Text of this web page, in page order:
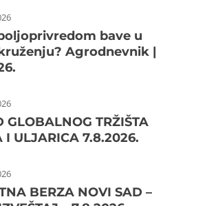
bave u
Agrodnevnik |
GLOBALNOG TRŽIŠTA
I ULJARICA 7.8.2026.
BERZA NOVI SAD –